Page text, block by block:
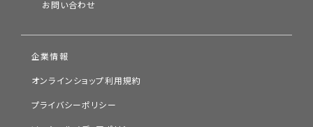
お問い合わせ
企業情報
オンラインショップ利用規約
プライバシーポリシー